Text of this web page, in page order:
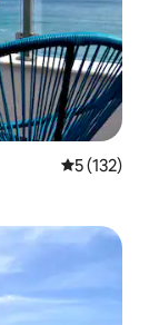
Évaluation
5 (132)